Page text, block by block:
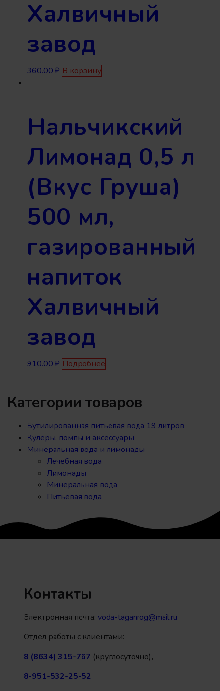
Халвичный
завод
360.00 ₽ В корзину
Нальчикский
Лимонад 0,5 л
(Вкус Груша)
500 мл,
газированный
напиток
Халвичный
завод
910.00 ₽ Подробнее
Категории товаров
Бутилированная питьевая вода 19 литров
Кулеры, помпы и аксессуары
Минеральная вода и лимонады
Лечебная вода
Лимонады
Минеральная вода
Питьевая вода
Контакты
Электронная почта: voda-taganrog@mail.ru
Отдел работы с клиентами:
8 (8634) 315-767 (круглосуточно),
8-951-532-25-52